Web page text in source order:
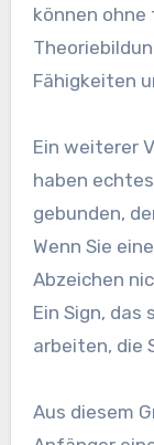
können ohne
Fähigkeiten
Ein weiterer
haben
gebunden,
Wenn Sie
Abzeichen
Ein Sign, das
arbeiten, die
Aus diesem